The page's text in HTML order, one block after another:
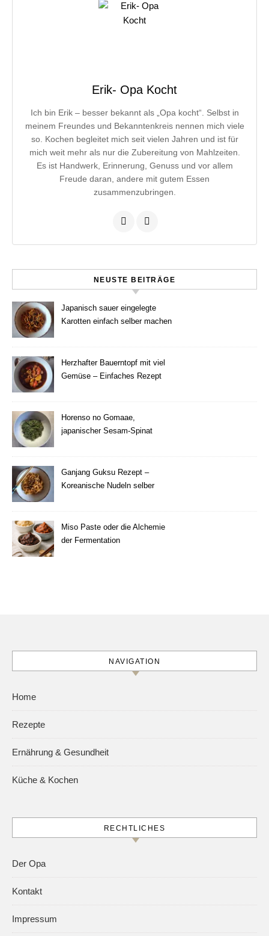
Erik- Opa Kocht
Ich bin Erik – besser bekannt als „Opa kocht“. Selbst in
meinem Freundes und Bekanntenkreis nennen mich viele
so. Kochen begleitet mich seit vielen Jahren und ist für
mich weit mehr als nur die Zubereitung von Mahlzeiten.
Es ist Handwerk, Erinnerung, Genuss und vor allem
Freude daran, andere mit gutem Essen
zusammenzubringen.
NEUSTE BEITRÄGE
Japanisch sauer eingelegte
Karotten einfach selber machen
Herzhafter Bauerntopf mit viel
Gemüse – Einfaches Rezept
Horenso no Gomaae,
japanischer Sesam-Spinat
Ganjang Guksu Rezept –
Koreanische Nudeln selber
Miso Paste oder die Alchemie
der Fermentation
NAVIGATION
Home
Rezepte
Ernährung & Gesundheit
Küche & Kochen
RECHTLICHES
Der Opa
Kontakt
Impressum